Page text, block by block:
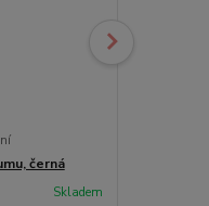
černá
Skladem